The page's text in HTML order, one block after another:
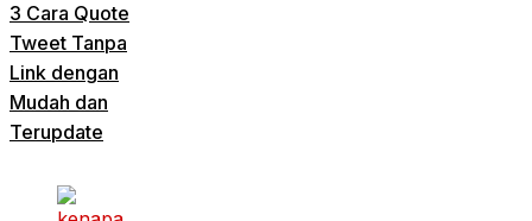
3 Cara Quote
Tweet Tanpa
Link dengan
Mudah dan
Terupdate